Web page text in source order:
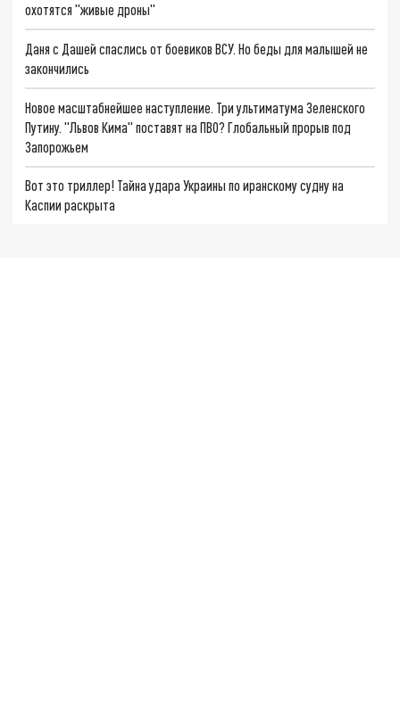
охотятся "живые дроны"
Даня с Дашей спаслись от боевиков ВСУ. Но беды для малышей не
закончились
Новое масштабнейшее наступление. Три ультиматума Зеленского
Путину. "Львов Кима" поставят на ПВО? Глобальный прорыв под
Запорожьем
Вот это триллер! Тайна удара Украины по иранскому судну на
Каспии раскрыта